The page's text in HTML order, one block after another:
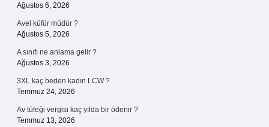
Ağustos 6, 2026
Avel küfür müdür ?
Ağustos 5, 2026
A sınıfı ne anlama gelir ?
Ağustos 3, 2026
3XL kaç beden kadın LCW ?
Temmuz 24, 2026
Av tüfeği vergisi kaç yılda bir ödenir ?
Temmuz 13, 2026